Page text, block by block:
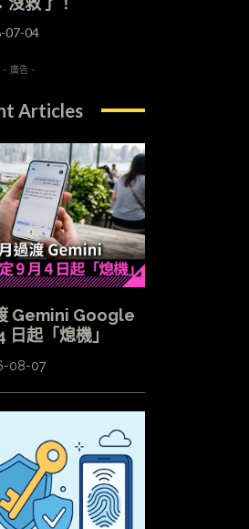
07-04
- 廣告 -
Articles
Gemini Google
日起「熄機」
08-07